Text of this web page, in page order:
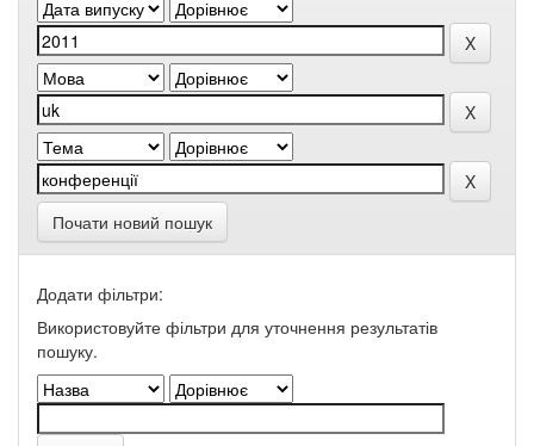
Почати новий пошук
Додати фільтри:
Використовуйте фільтри для уточнення результатів
пошуку.